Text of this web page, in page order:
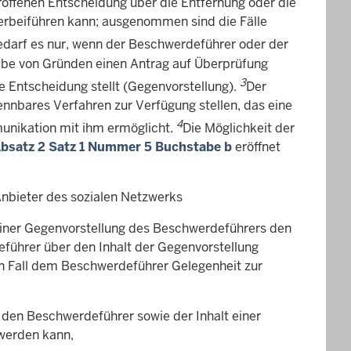
kann; ausgenommen sind die Fälle
es nur, wenn der Beschwerdeführer oder der
von Gründen einen Antrag auf Überprüfung
Entscheidung stellt (Gegenvorstellung). 3Der
Verfahren zur Verfügung stellen, das eine
mit ihm ermöglicht. 4Die Möglichkeit der
2 Satz 1 Nummer 5 Buchstabe beröffnet
des sozialen Netzwerks
Gegenvorstellung des Beschwerdeführers den
über den Inhalt der Gegenvorstellung
dem Beschwerdeführer Gelegenheit zur
Beschwerdeführer sowie der Inhalt einer
kann,